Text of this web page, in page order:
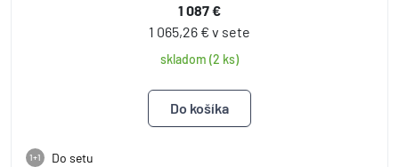
1 087 €
1 065,26 € v sete
skladom (2 ks)
1+1 Do setu